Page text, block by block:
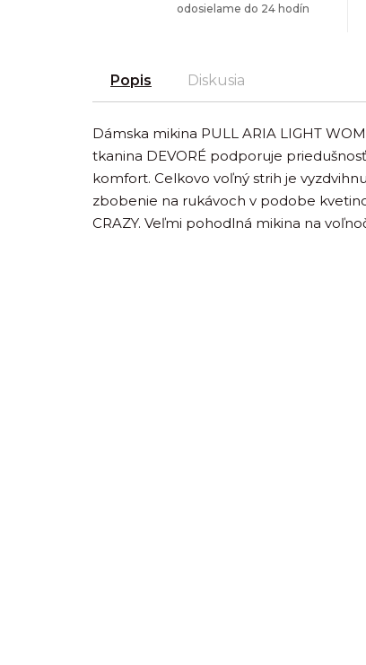
odosielame do 24 hodín
Popis Diskusia
Dámska mikina PULL ARIA LIGHT
tkanina DEVORÉ podporuje
komfort. Celkovo voľný strih je
zbobenie na rukávoch v podobe
CRAZY. Veľmi pohodlná mikina na